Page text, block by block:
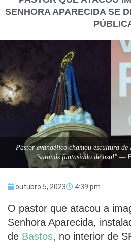
SENHORA APARECIDA SE
Pastor evangélico chamou escultura de
"satanás fantasiado de azul" —
outubro 5, 2023 4:39 pm
O pastor que atacou a
Senhora Aparecida,
de Bastos, no interior de